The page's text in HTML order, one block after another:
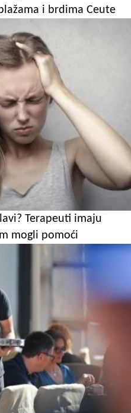
i brdima Ceute
Terapeuti imaju
mogli pomoći